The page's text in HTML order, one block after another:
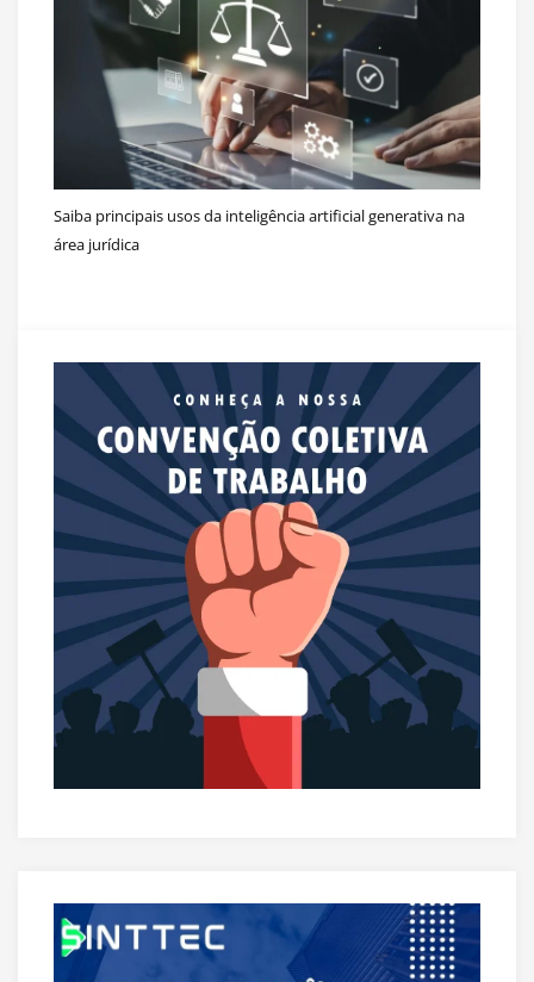
Saiba principais usos da inteligência artificial generativa na
área jurídica